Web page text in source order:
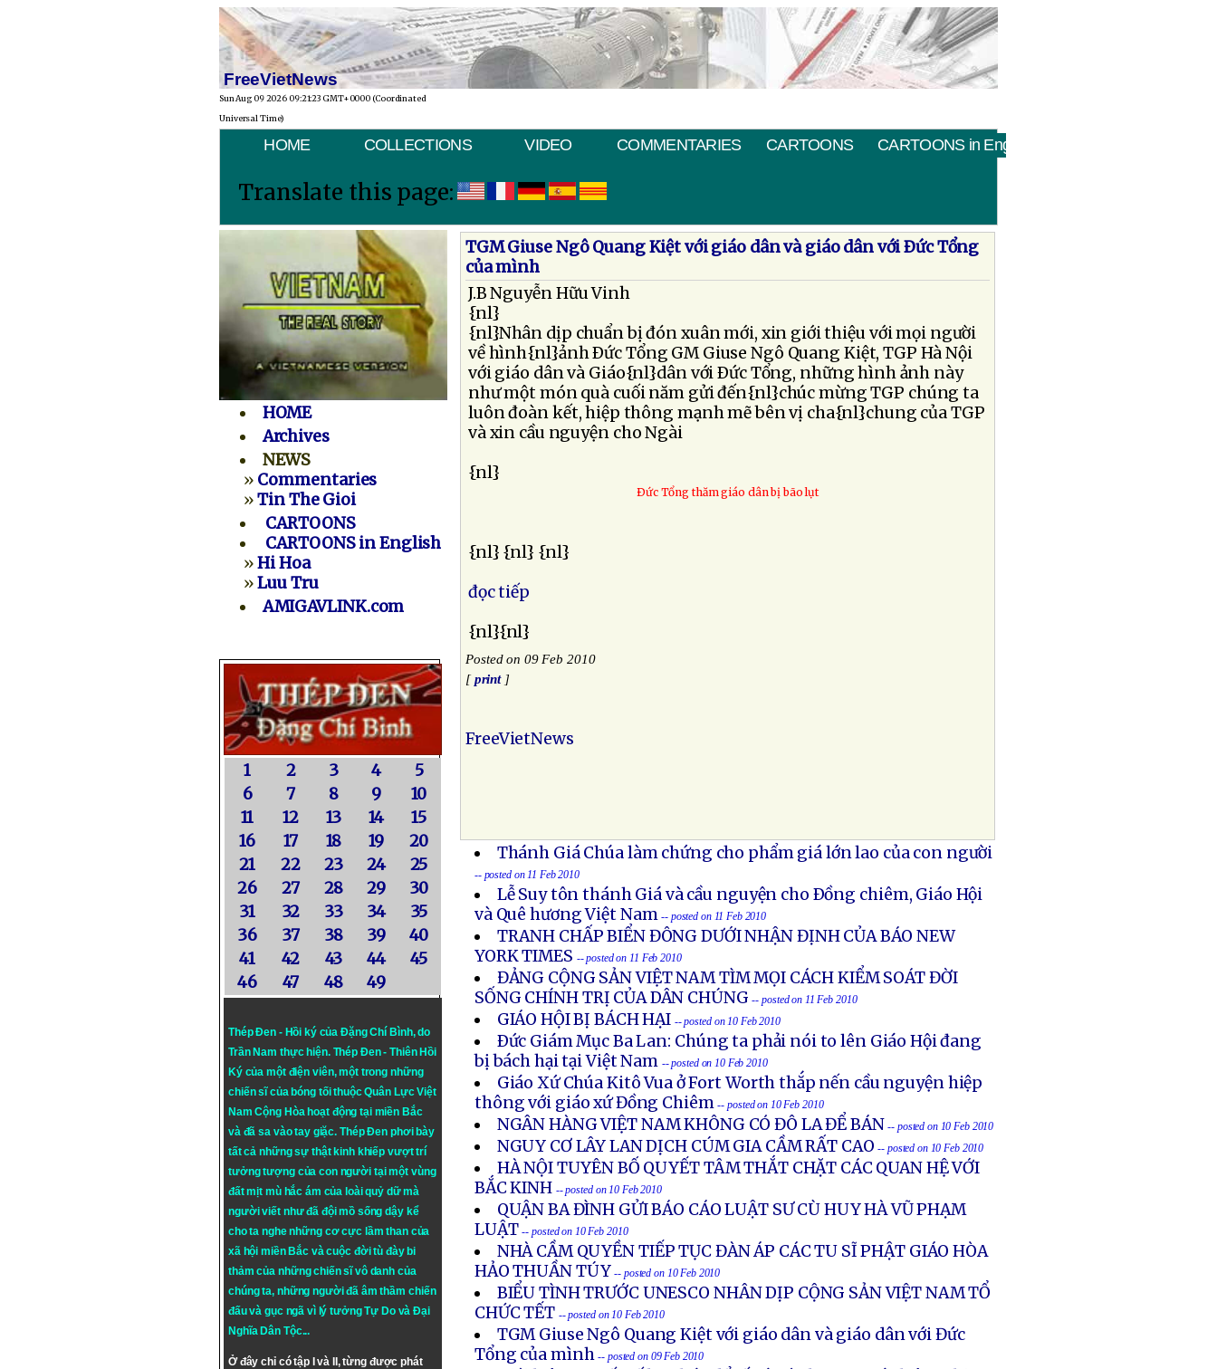
FreeVietNews
Sun Aug 09 2026 09:21:23 GMT+0000 (Coordinated
Universal Time)
HOME COLLECTIONS VIDEO COMMENTARIES CARTOONS CARTOONS in English
Translate this page:
HOME
Archives
NEWS
» Commentaries
»Tin The Gioi
CARTOONS
CARTOONS in English
»Hi Hoa
»Luu Tru
AMIGAVLINK.com
1 2 3 4
5
6
7 8 9
10
11
12 13 14
15
16
17 18 19
20
21
22 23 24
25
26
27 28 29
30
31
32 33 34
35
36
37 38 39
40
41
42 43 44
45
46
47 48 49
Thép Đen - Hồi ký của Đặng Chí Bình, do
Trần Nam thực hiện. Thép Đen- Thiên Hồi
Ký của một điện viên, một trong những
chiến sĩ của bóng tối thuộc Quân Lực Việt
Nam Cộng Hòa hoạt động tại miền Bắc
và đã sa vào tay giặc. Thép Đen phơi bày
tất cả những sự thật kinh khiếp vượt trí
tưởng tượng của con người tại một vùng
đất mịt mù hắc ám của loài quỷ dữ mà
người viết như đã đội mồ sống dậy kể
cho ta nghe những cơ cực lầm than của
xã hội miền Bắc và cuộc đời tù đày bi
thảm của những chiến sĩ vô danh của
chúng ta, những người đã âm thầm chiến
đấu và gục ngã vì lý tưởngTự DovàĐại
Nghĩa Dân Tộc...
Ở đây chỉ có tập I và II, từng được phát
TGM Giuse Ngô Quang Kiệt với giáo dân và giáo dân với Ðức Tổng
của mình
J.B Nguyễn Hữu Vinh
{nl}
{nl}Nhân dịp chuẩn bị đón xuân mới, xin giới thiệu với mọi người
về hình{nl}ảnh Ðức Tổng GM Giuse Ngô Quang Kiệt, TGP Hà Nội
với giáo dân và Giáo{nl}dân với Ðức Tổng, những hình ảnh này
như một món quà cuối năm gửi đến{nl}chúc mừng TGP chúng ta
luôn đoàn kết, hiệp thông mạnh mẽ bên vị cha{nl}chung của TGP
và xin cầu nguyện cho Ngài
{nl}
Ðức Tổng thăm giáo dân bị bão lụt
{nl} {nl} {nl}
đọc tiếp
{nl}{nl}
Posted on 09 Feb 2010
[print]
FreeVietNews
Thánh Giá Chúa làm chứng cho phẩm giá lớn lao của con người
-- posted on 11 Feb 2010
Lễ Suy tôn thánh Giá và cầu nguyện cho Ðồng chiêm, Giáo Hội
và Quê hương Việt Nam-- posted on 11 Feb 2010
TRANH CHẤP BIỂN ĐÔNG DƯỚI NHẬN ĐỊNH CỦA BÁO NEW
YORK TIMES -- posted on 11 Feb 2010
ĐẢNG CỘNG SẢN VIỆT NAM TÌM MỌI CÁCH KIỂM SOÁT ĐỜI
SỐNG CHÍNH TRỊ CỦA DÂN CHÚNG -- posted on 11 Feb 2010
GIÁO HỘI BỊ BÁCH HẠI -- posted on 10 Feb 2010
Ðức Giám Mục Ba Lan: Chúng ta phải nói to lên Giáo Hội đang
bị bách hại tại Việt Nam -- posted on 10 Feb 2010
Giáo Xứ Chúa Kitô Vua ở Fort Worth thắp nến cầu nguyện hiệp
thông với giáo xứ Đồng Chiêm -- posted on 10 Feb 2010
NGÂN HÀNG VIỆT NAM KHÔNG CÓ ĐÔ LA ĐỂ BÁN -- posted on 10 Feb 2010
NGUY CƠ LÂY LAN DỊCH CÚM GIA CẦM RẤT CAO -- posted on 10 Feb 2010
HÀ NỘI TUYÊN BỐ QUYẾT TÂM THẮT CHẶT CÁC QUAN HỆ VỚI
BẮC KINH -- posted on 10 Feb 2010
QUẬN BA ĐÌNH GỬI BÁO CÁO LUẬT SƯ CÙ HUY HÀ VŨ PHẠM
LUẬT -- posted on 10 Feb 2010
NHÀ CẦM QUYỀN TIẾP TỤC ĐÀN ÁP CÁC TU SĨ PHẬT GIÁO HÒA
HẢO THUẦN TÚY -- posted on 10 Feb 2010
BIỂU TÌNH TRƯỚC UNESCO NHÂN DỊP CỘNG SẢN VIỆT NAM TỔ
CHỨC TẾT -- posted on 10 Feb 2010
TGM Giuse Ngô Quang Kiệt với giáo dân và giáo dân với Đức
Tổng của mình -- posted on 09 Feb 2010